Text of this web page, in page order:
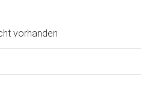
vorhanden